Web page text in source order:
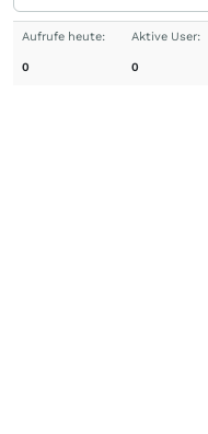
Aufrufe heute:
0
Aktive User:
0